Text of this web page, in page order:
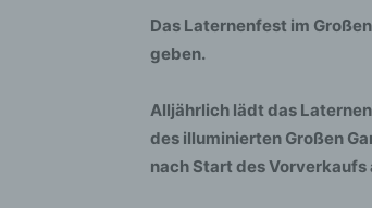
Das Laternenfest im
geben.
Alljährlich lädt das
des illuminierten Großen
nach Start des